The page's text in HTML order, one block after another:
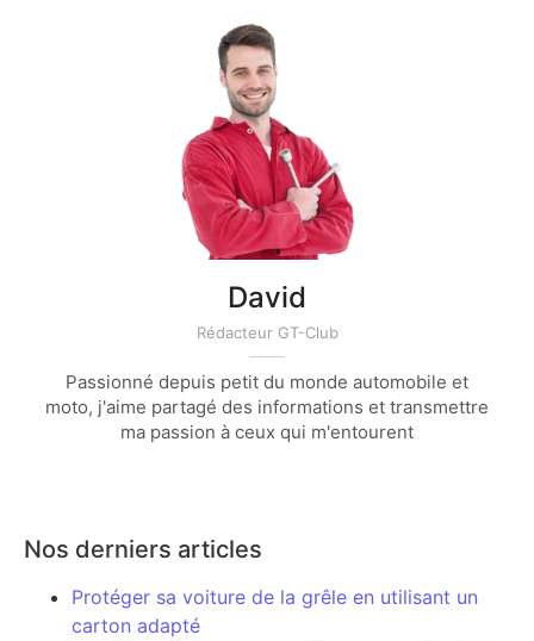
David
Rédacteur GT-Club
Passionné depuis petit du monde automobile et
moto, j'aime partagé des informations et transmettre
ma passion à ceux qui m'entourent
Nos derniers articles
Protéger sa voiture de la grêle en utilisant un
carton adapté